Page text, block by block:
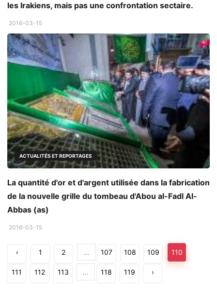
les Irakiens, mais pas une confrontation sectaire.
2016-03-15
ACTUALITÉS ET REPORTAGES
La quantité d'or et d'argent utilisée dans la fabrication
de la nouvelle grille du tombeau d'Abou al-Fadl Al-
Abbas (as)
2016-03-15
‹ 1 2 ... 107 108 109 110
111 112 113 ... 118 119 ›